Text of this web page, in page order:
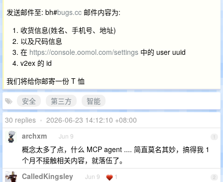
发送邮件至: bh#bugs.cc 邮件内容为:
收货信息(姓名、手机号、地址)
以及尺码信息
在 https://console.oomol.com/settings 中的 user uuid
v2ex 的 id
我们将给你邮寄一份 T 恤
安全
第三方
智能
30 replies • 2026-06-23 14:12:10 +08:00
1
archxm Jun 9
概念太多了点，什么 MCP agent .... 简直莫名其妙，搞得我 1
个月不接触相关内容，就落伍了。
2
CalledKingsley Jun 9 1